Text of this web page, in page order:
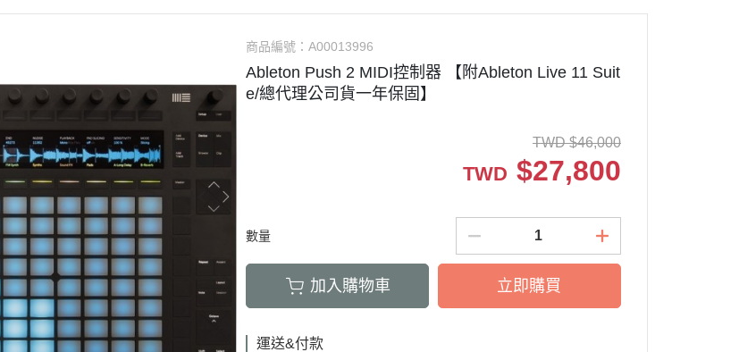
商品編號：A00013996
Ableton Push 2 MIDI控制器 【附Ableton Live 11 Suit
e/總代理公司貨一年保固】
TWD $46,000
TWD $27,800
數量
加入購物車 立即購買
運送&付款